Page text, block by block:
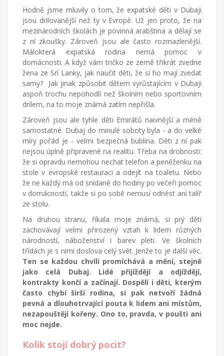
Hodně jsme mluvily o tom, že expatské děti v Dubaji
jsou drilovanější než ty v Evropě. Už jen proto, že na
mezinárodních školách je povinná arabština a dělají se
z ní zkoušky. Zároveň jsou ale často rozmazlenější.
Málokterá expatská rodina nemá pomoc v
domácnosti. A když vám tričko ze země třikrát zvedne
žena ze Srí Lanky, jak naučit děti, že si ho mají zvedat
samy? Jak jinak způsobit dětem vyrůstajícím v Dubaji
aspoň trochu nepohodlí než školním nebo sportovním
drilem, na to moje známá zatím nepřišla.
Zároveň jsou ale tyhle děti Emirátů naivnější a méně
samostatné. Dubaj do minulé soboty byla - a do velké
míry pořád je - velmi bezpečná bublina. Děti z ní pak
nejsou úplně připravené na realitu. Třeba na drobnosti:
že si opravdu nemohou nechat telefon a peněženku na
stole v evropské restauraci a odejít na toaletu. Nebo
že ne každý má od snídaně do hodiny po večeři pomoc
v domácnosti, takže si po sobě nemusí odnést ani talíř
ze stolu.
Na druhou stranu, říkala moje známá, si prý děti
zachovávají velmi přirozený vztah k lidem různých
národností, náboženství i barev pleti. Ve školních
třídách je s nimi doslova celý svět. Jenže to je další věc.
Ten se každou chvíli promíchává a mění, stejně
jako celá Dubaj. Lidé přijíždějí a odjíždějí,
kontrakty končí a začínají. Dospělí i děti, kterým
často chybí širší rodina, si pak netvoří žádná
pevná a dlouhotrvající pouta k lidem ani místům,
nezapouštějí kořeny. Ono to, pravda, v poušti ani
moc nejde.
Kolik stojí dobrý pocit?